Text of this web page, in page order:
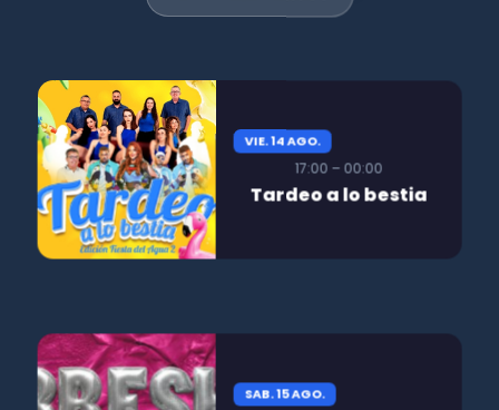
VIE. 14 AGO.
17:00 – 00:00
Tardeo a lo bestia
SAB. 15 AGO.